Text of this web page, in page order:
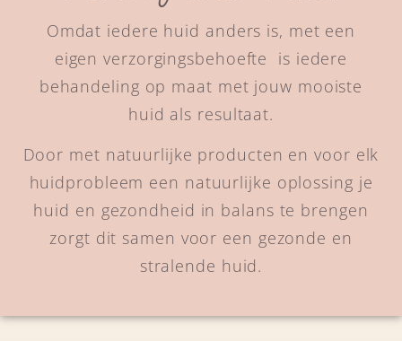
Omdat iedere huid anders is, met een
eigen verzorgingsbehoefte is iedere
behandeling op maat met jouw mooiste
huid als resultaat.
Door met natuurlijke producten en voor elk
huidprobleem een natuurlijke oplossing je
huid en gezondheid in balans te brengen
zorgt dit samen voor een gezonde en
stralende huid.